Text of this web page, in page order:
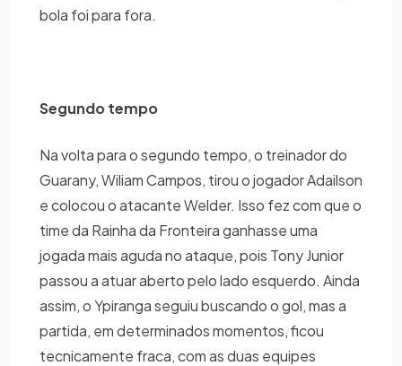
bola foi para fora.
Segundo tempo
Na volta para o segundo tempo, o treinador do
Guarany, Wiliam Campos, tirou o jogador Adailson
e colocou o atacante Welder. Isso fez com que o
time da Rainha da Fronteira ganhasse uma
jogada mais aguda no ataque, pois Tony Junior
passou a atuar aberto pelo lado esquerdo. Ainda
assim, o Ypiranga seguiu buscando o gol, mas a
partida, em determinados momentos, ficou
tecnicamente fraca, com as duas equipes